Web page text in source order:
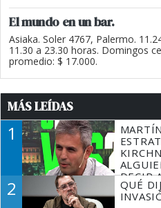
El mundo en un bar.
Asiaka. Soler 4767, Palermo.
11.30 a 23.30 horas. Domingos
promedio: $ 17.000.
MÁS LEÍDAS
1
DECIR
TIENE
2
QUÉ